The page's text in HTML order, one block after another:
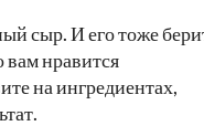
сыр. И его тоже
вам нравится
на ингредиентах,